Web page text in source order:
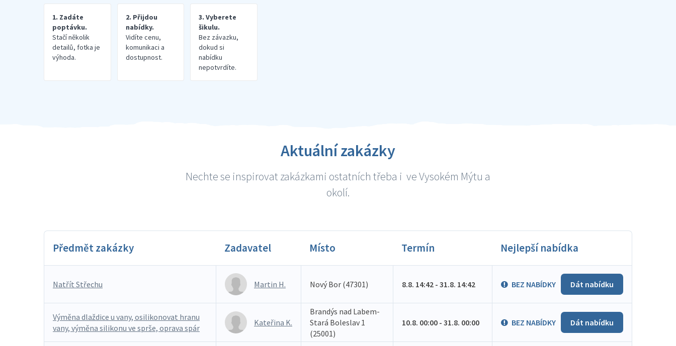
1. Zadáte
poptávku.
Stačí několik
detailů, fotka je
výhoda.
2. Přijdou
nabídky.
Vidíte cenu,
komunikaci a
dostupnost.
3. Vyberete
šikulu.
Bez závazku,
dokud si
nabídku
nepotvrdíte.
Aktuální zakázky
Nechte se inspirovat zakázkami ostatních třeba i ve Vysokém Mýtu a
okolí.
Předmět zakázky Zadavatel Místo Termín Nejlepší nabídka
Natřít Střechu Martin H. Nový Bor (47301) 8.8. 14:42 - 31.8. 14:42 BEZ NABÍDKY Dát nabídku
Výměna dlaždice u vany, osilikonovat hranu
vany, výměna silikonu ve sprše, oprava spár
Kateřina K.
Brandýs nad Labem-
Stará Boleslav 1
(25001)
10.8. 00:00 - 31.8. 00:00 BEZ NABÍDKY Dát nabídku